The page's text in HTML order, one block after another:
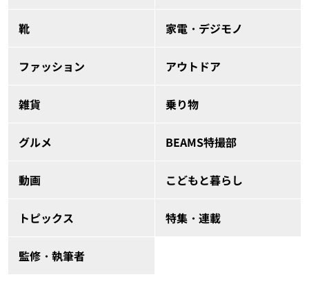
靴 家電・デジモノ
ファッション アウトドア
雑貨 乗り物
グルメ BEAMS特撮部
動画 こどもと暮らし
トピックス 特集・連載
監修・執筆者